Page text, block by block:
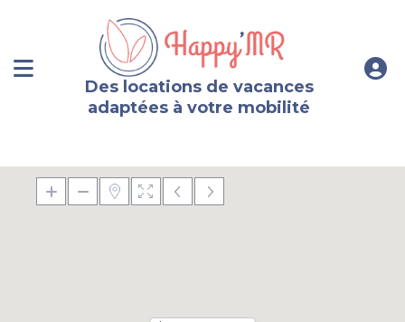
Des locations de vacances
adaptées à votre mobilité